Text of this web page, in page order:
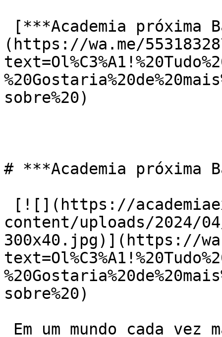
(https://wa.me/
sobre%20)
# ***Academia próxima
content/uploads/2024/
300x40.jpg)](https://
sobre%20)